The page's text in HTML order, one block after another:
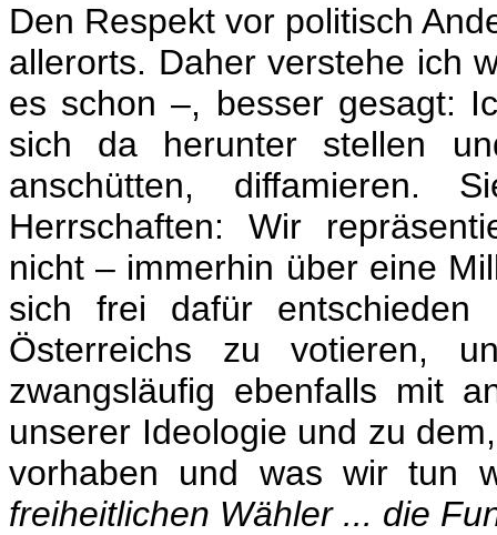
Den Respekt vor politisch
allerorts. Daher verstehe ich
es schon –, besser gesagt:
sich da herunter stellen
anschütten, diffamieren.
Herrschaften: Wir
nicht – immerhin über eine
sich frei dafür entschieden
Österreichs zu votieren,
zwangsläufig ebenfalls mit
unserer Ideologie und zu
vorhaben und was wir tun
freiheitlichen Wähler ... die